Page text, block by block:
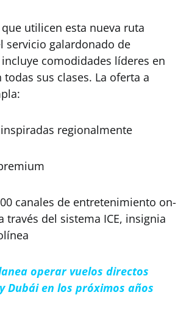
utilicen esta nueva ruta
servicio galardonado de
comodidades líderes en
sus clases. La oferta a
regionalmente
canales de entretenimiento on-
través del sistema ICE, insignia
operar vuelos directos
Dubái en los próximos años